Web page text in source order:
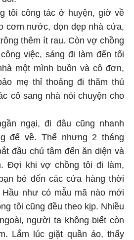
tôi công tác ở huyện, giờ về
cơm nước, dọn dẹp nhà cửa,
thêm ít rau. Còn vợ chồng
việc, sáng đi làm đến tối
một mình buồn và cô đơn,
mẹ thỉ thoảng đi thăm thú
cô sang nhà nói chuyện cho
ngại, đi đâu cũng nhanh
để về. Thế nhưng 2 tháng
đầu chú tâm đến ăn diện và
Đợi khi vợ chồng tôi đi làm,
bè đến các cửa hàng thời
như có mẫu mã nào mới
tôi cũng đều theo kịp. Nhiều
người ta không biết còn
Lắm lúc giặt quần áo, thấy